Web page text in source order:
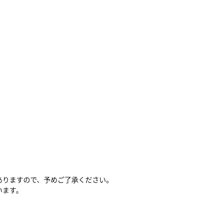
ますので、予めご了承ください。
す。